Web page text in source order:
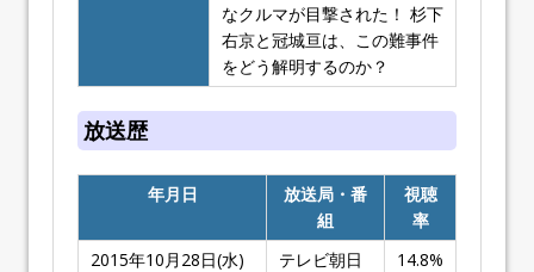
なクルマが目撃された！ 杉下
右京と冠城亘は、この難事件
をどう解明するのか？
放送歴
年月日
放送局・番
組
視聴
率
2015年10月28日(水)
テレビ朝日 14.8%